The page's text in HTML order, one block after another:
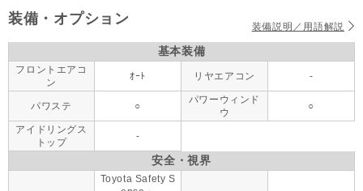
装備・オプション 装備説明／用語解説
基本装備
フロントエアコ
ン
ｵｰﾄ リヤエアコン -
パワステ ○
パワーウィンド
ウ
○
アイドリングス
トップ
-
安全・視界
Toyota Safety S